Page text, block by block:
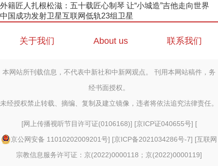
外籍匠人扎根松滋：五十载匠心制琴 让“小城造”吉他走向世界
中国成功发射卫星互联网低轨23组卫星
关于我们 About us 联系我们
本网站所刊载信息，不代表中新社和中新网观点。 刊用本网站稿件，务
经书面授权。
未经授权禁止转载、摘编、复制及建立镜像，违者将依法追究法律责任。
[网上传播视听节目许可证(0106168)] [京ICP证040655号] [
京公网安备 11010202009201号] [京ICP备2021034286号-7] [互联网
宗教信息服务许可证：京(2022)0000118；京(2022)0000119]